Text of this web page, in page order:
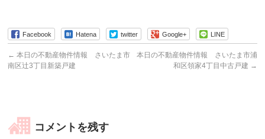
Facebook Hatena twitter Google+ LINE
← 本日の不動産物件情報 さいたま市
南区辻3丁目新築戸建
本日の不動産物件情報 さいたま市浦
和区領家4丁目中古戸建 →
コメントを残す